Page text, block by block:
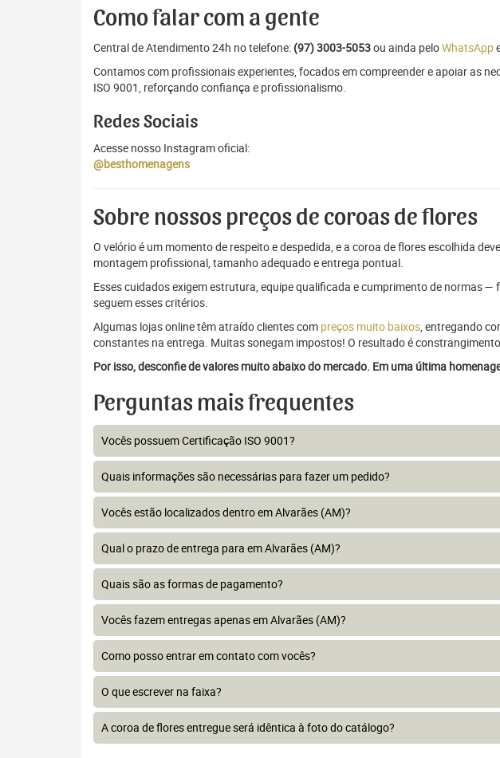
Como falar com a gente
Central de Atendimento 24h no telefone: (97) 3003-5053ou ainda peloWhatsApp
Contamos com profissionais experientes, focados em compreender e apoiar as
ISO 9001, reforçando confiança e profissionalismo.
Redes Sociais
Acesse nosso Instagram oficial:
@besthomenagens
Sobre nossos preços de coroas de flores
O velório é um momento de respeito e despedida, e a coroa de flores escolhida
montagem profissional, tamanho adequado e entrega pontual.
Esses cuidados exigem estrutura, equipe qualificada e cumprimento de normas
seguem esses critérios.
Algumas lojas online têm atraído clientes com preços muito baixos, entregando
constantes na entrega. Muitas sonegam impostos! O resultado é
Por isso, desconfie de valores muito abaixo do mercado. Em uma última
Perguntas mais frequentes
Vocês possuem Certificação ISO 9001?
Quais informações são necessárias para fazer um pedido?
Vocês estão localizados dentro em Alvarães (AM)?
Qual o prazo de entrega para em Alvarães (AM)?
Quais são as formas de pagamento?
Vocês fazem entregas apenas em Alvarães (AM)?
Como posso entrar em contato com vocês?
O que escrever na faixa?
A coroa de flores entregue será idêntica à foto do catálogo?